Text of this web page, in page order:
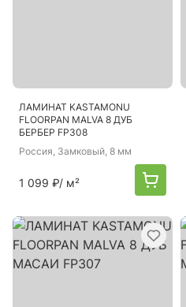
ЛАМИНАТ KASTAMONU
FLOORPAN MALVA 8 ДУБ
БЕРБЕР FP308
Россия, Замковый, 8 мм
1 099 ₽/ м²